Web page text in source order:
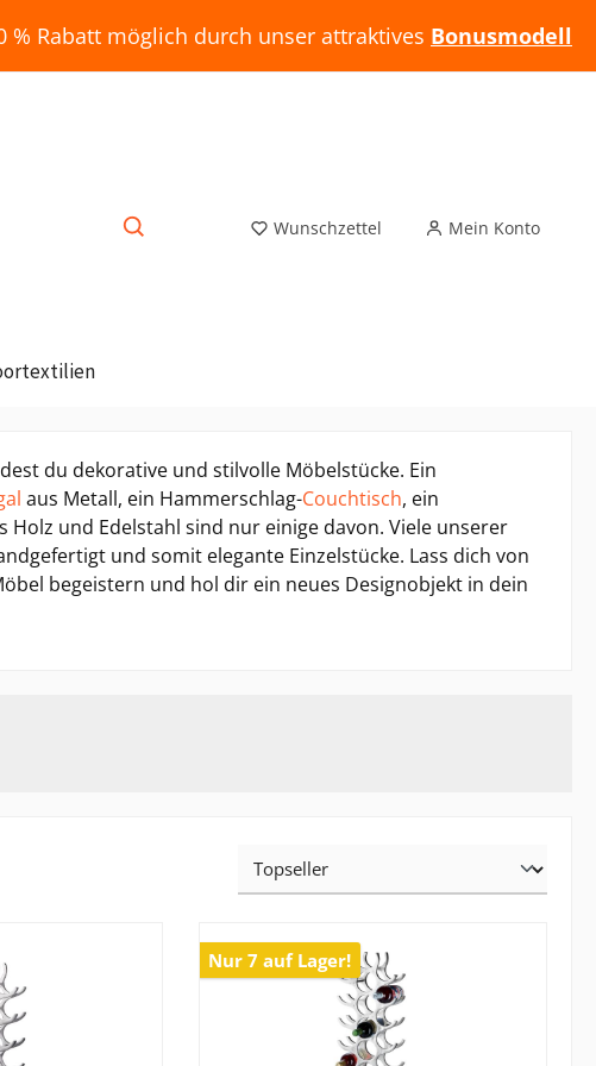
% Rabatt möglich durch unser attraktives Bonusmodell
Wunschzettel Mein Konto
du dekorative und stilvolle Möbelstücke. Ein
aus Metall, ein Hammerschlag-Couchtisch, ein
Holz und Edelstahl sind nur einige davon. Viele unserer
und somit elegante Einzelstücke. Lass dich von
begeistern und hol dir ein neues Designobjekt in dein
Nur 7 auf Lager!